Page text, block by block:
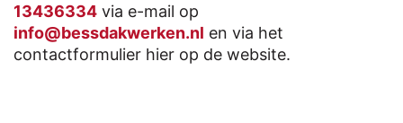
13436334 via e-mail op
info@bessdakwerken.nl en via het
contactformulier hier op de website.